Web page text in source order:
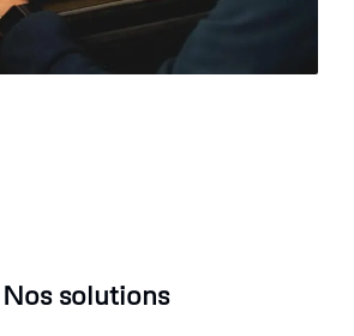
Nos solutions